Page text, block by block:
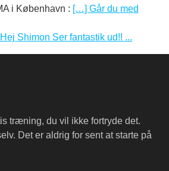
i København : […] Går du med
Hej Shimon Ser fantastik ud!! ...
træning, du vil ikke fortryde det.
Det er aldrig for sent at starte på